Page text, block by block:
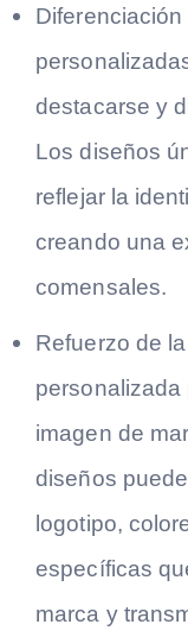
destacarse y
Los diseños
reflejar la
creando una
comensales.
Refuerzo de
personalizada
imagen de
diseños
logotipo,
específicas
marca y